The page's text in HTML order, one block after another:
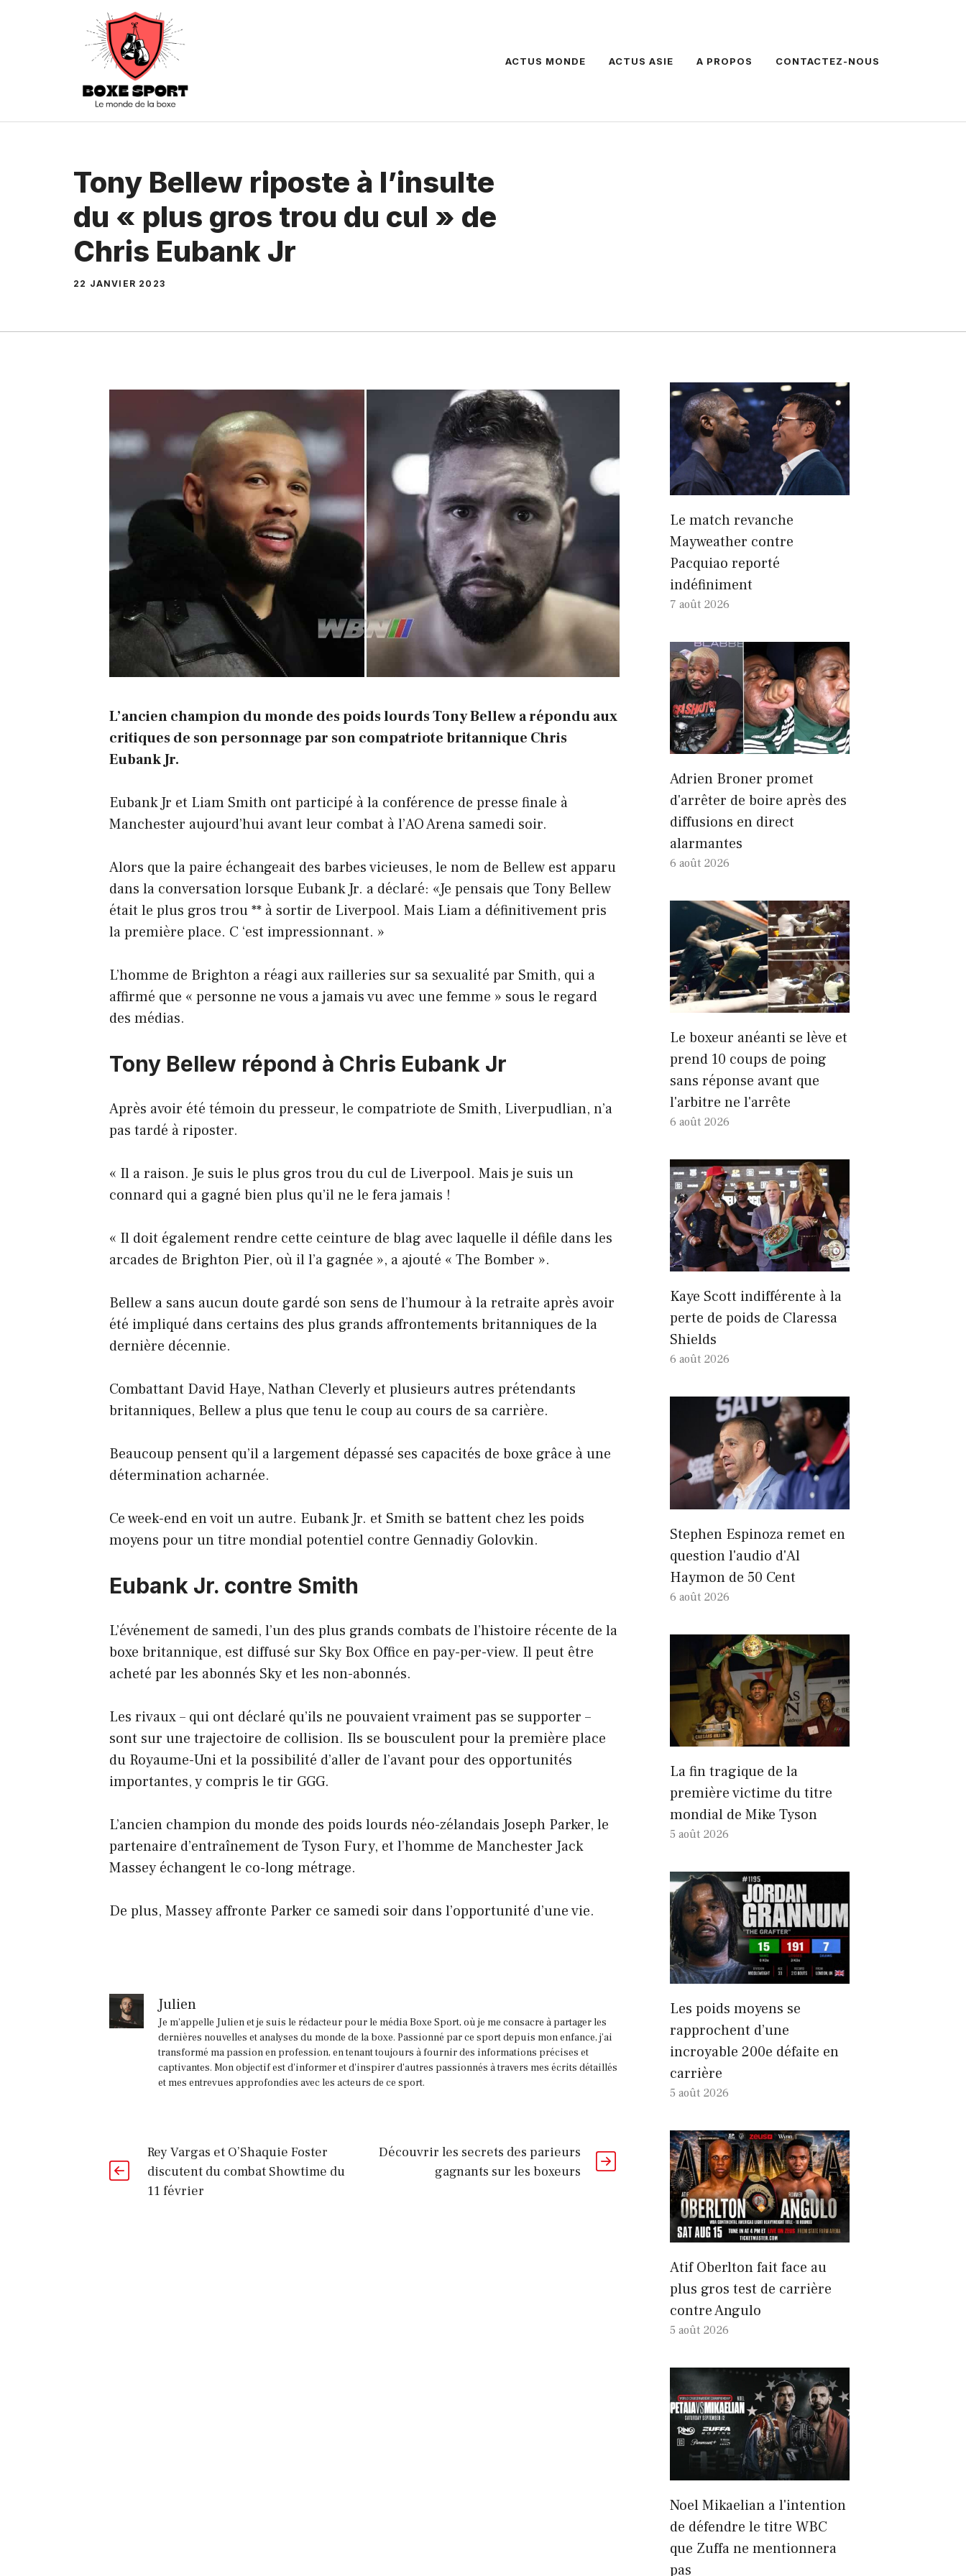
ACTUS MONDE ACTUS ASIE A PROPOS CONTACTEZ-NOUS
Tony Bellew riposte à l’insulte
du « plus gros trou du cul » de
Chris Eubank Jr
22 JANVIER 2023
L’ancien champion du monde des poids lourds Tony Bellew a répondu aux
critiques de son personnage par son compatriote britannique Chris
Eubank Jr.
Eubank Jr et Liam Smith ont participé à la conférence de presse finale à
Manchester aujourd’hui avant leur combat à l’AO Arena samedi soir.
Alors que la paire échangeait des barbes vicieuses, le nom de Bellew est apparu
dans la conversation lorsque Eubank Jr. a déclaré: «Je pensais que Tony Bellew
était le plus gros trou ** à sortir de Liverpool. Mais Liam a définitivement pris
la première place. C ‘est impressionnant. »
L’homme de Brighton a réagi aux railleries sur sa sexualité par Smith, qui a
affirmé que « personne ne vous a jamais vu avec une femme » sous le regard
des médias.
Tony Bellew répond à Chris Eubank Jr
Après avoir été témoin du presseur, le compatriote de Smith, Liverpudlian, n’a
pas tardé à riposter.
« Il a raison. Je suis le plus gros trou du cul de Liverpool. Mais je suis un
connard qui a gagné bien plus qu’il ne le fera jamais !
« Il doit également rendre cette ceinture de blag avec laquelle il défile dans les
arcades de Brighton Pier, où il l’a gagnée », a ajouté « The Bomber ».
Bellew a sans aucun doute gardé son sens de l’humour à la retraite après avoir
été impliqué dans certains des plus grands affrontements britanniques de la
dernière décennie.
Combattant David Haye, Nathan Cleverly et plusieurs autres prétendants
britanniques, Bellew a plus que tenu le coup au cours de sa carrière.
Beaucoup pensent qu’il a largement dépassé ses capacités de boxe grâce à une
détermination acharnée.
Ce week-end en voit un autre. Eubank Jr. et Smith se battent chez les poids
moyens pour un titre mondial potentiel contre Gennadiy Golovkin.
Eubank Jr. contre Smith
L’événement de samedi, l’un des plus grands combats de l’histoire récente de la
boxe britannique, est diffusé sur Sky Box Office en pay-per-view. Il peut être
acheté par les abonnés Sky et les non-abonnés.
Les rivaux – qui ont déclaré qu’ils ne pouvaient vraiment pas se supporter –
sont sur une trajectoire de collision. Ils se bousculent pour la première place
du Royaume-Uni et la possibilité d’aller de l’avant pour des opportunités
importantes, y compris le tir GGG.
L’ancien champion du monde des poids lourds néo-zélandais Joseph Parker, le
partenaire d’entraînement de Tyson Fury, et l’homme de Manchester Jack
Massey échangent le co-long métrage.
De plus, Massey affronte Parker ce samedi soir dans l’opportunité d’une vie.
Julien
Je m'appelle Julien et je suis le rédacteur pour le média Boxe Sport, où je me consacre à partager les
dernières nouvelles et analyses du monde de la boxe. Passionné par ce sport depuis mon enfance, j'ai
transformé ma passion en profession, en tenant toujours à fournir des informations précises et
captivantes. Mon objectif est d'informer et d'inspirer d'autres passionnés à travers mes écrits détaillés
et mes entrevues approfondies avec les acteurs de ce sport.
Rey Vargas et O’Shaquie Foster
discutent du combat Showtime du
11 février
Découvrir les secrets des parieurs
gagnants sur les boxeurs
Le match revanche
Mayweather contre
Pacquiao reporté
indéfiniment
7 août 2026
Adrien Broner promet
d'arrêter de boire après des
diffusions en direct
alarmantes
6 août 2026
Le boxeur anéanti se lève et
prend 10 coups de poing
sans réponse avant que
l'arbitre ne l'arrête
6 août 2026
Kaye Scott indifférente à la
perte de poids de Claressa
Shields
6 août 2026
Stephen Espinoza remet en
question l'audio d'Al
Haymon de 50 Cent
6 août 2026
La fin tragique de la
première victime du titre
mondial de Mike Tyson
5 août 2026
Les poids moyens se
rapprochent d’une
incroyable 200e défaite en
carrière
5 août 2026
Atif Oberlton fait face au
plus gros test de carrière
contre Angulo
5 août 2026
Noel Mikaelian a l'intention
de défendre le titre WBC
que Zuffa ne mentionnera
pas